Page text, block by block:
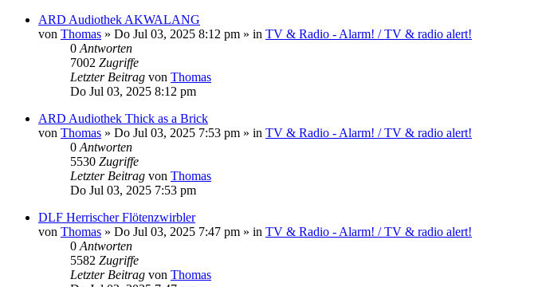
ARD Audiothek AKWALANG
von Thomas » Do Jul 03, 2025 8:12 pm » in TV & Radio - Alarm! / TV & radio alert!
0 Antworten
7002 Zugriffe
Letzter Beitrag von Thomas
Do Jul 03, 2025 8:12 pm
ARD Audiothek Thick as a Brick
von Thomas » Do Jul 03, 2025 7:53 pm » in TV & Radio - Alarm! / TV & radio alert!
0 Antworten
5530 Zugriffe
Letzter Beitrag von Thomas
Do Jul 03, 2025 7:53 pm
DLF Herrischer Flötenzwirbler
von Thomas » Do Jul 03, 2025 7:47 pm » in TV & Radio - Alarm! / TV & radio alert!
0 Antworten
5582 Zugriffe
Letzter Beitrag von Thomas